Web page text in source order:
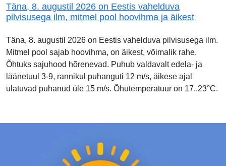
Täna, 8. augustil 2026 on Eestis vahelduva
pilvisusega ilm, mitmel pool hoovihma ja äikest
Täna, 8. augustil 2026 on Eestis vahelduva pilvisusega ilm.
Mitmel pool sajab hoovihma, on äikest, võimalik rahe.
Õhtuks sajuhood hõrenevad. Puhub valdavalt edela- ja
läänetuul 3-9, rannikul puhanguti 12 m/s, äikese ajal
ulatuvad puhanud üle 15 m/s. Õhutemperatuur on 17..23°C.